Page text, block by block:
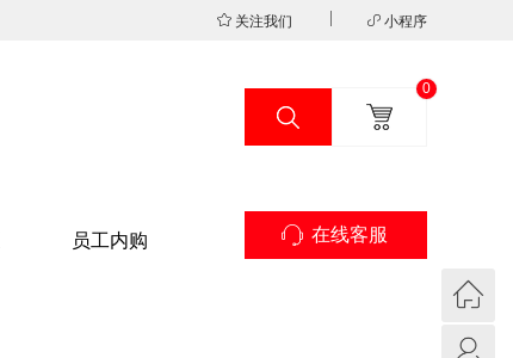
关注我们 小程序
0
员工内购 在线客服